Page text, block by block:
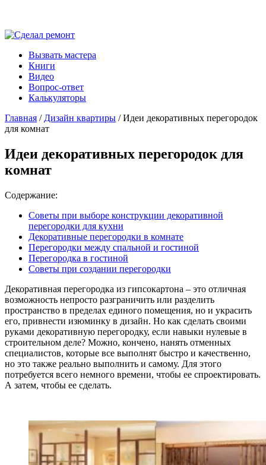
Вызвать мастера
Книги
Видео
Вопрос-ответ
Калькуляторы
Главная / Дизайн квартиры / Идеи декоративных перегородок
для комнат
Идеи декоративных перегородок для
комнат
Содержание:
Советы при выборе конструкции декоративной
перегородки для кухни
Декоративные перегородки в комнате
Перегородки между спальной и гостиной
Перегородка в гостиной
Советы при создании перегородки
Декоративная перегородка из гипсокартона – это отличная
возможность непросто разграничить или разделить
пространство в пределах единого помещения, но и украсить
его, привнести изюминку в дизайн. Но как сделать своими
руками декоративную перегородку, если навыки нулевые в
строительном деле? Можно, кончено, нанять отменных
специалистов, которые все выполнят быстро и качественно,
но это также реально выполнить и самому. Для этого
потребуется всего немного времени, чтобы ее спроектировать.
А затем, чтобы ее сделать.